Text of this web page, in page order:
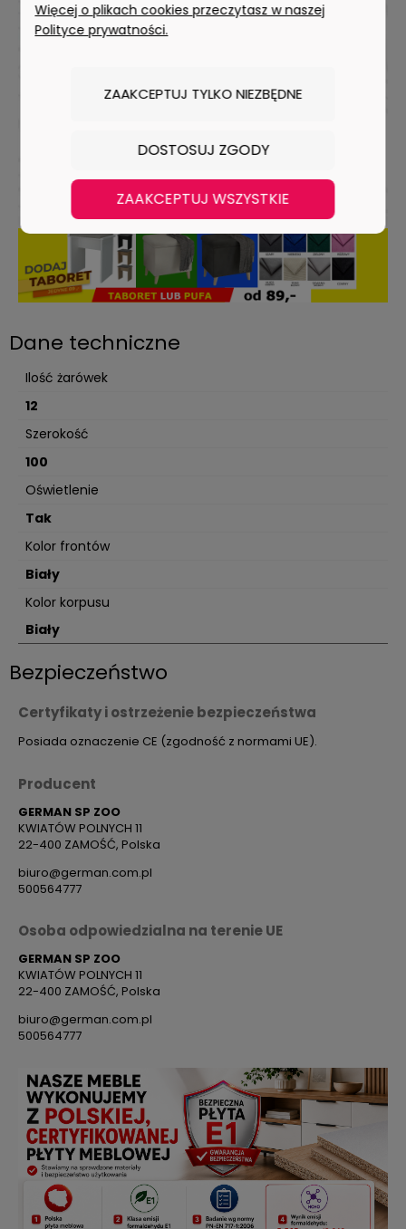
Dane techniczne
Ilość żarówek
12
Szerokość
100
Oświetlenie
Tak
Kolor frontów
Biały
Kolor korpusu
Biały
Bezpieczeństwo
Certyfikaty i ostrzeżenie bezpieczeństwa
Posiada oznaczenie CE (zgodność z normami UE).
Producent
GERMAN SP ZOO
KWIATÓW POLNYCH 11
22-400 ZAMOŚĆ, Polska
biuro@german.com.pl
500564777
Osoba odpowiedzialna na terenie UE
GERMAN SP ZOO
KWIATÓW POLNYCH 11
22-400 ZAMOŚĆ, Polska
biuro@german.com.pl
500564777
Więcej o plikach cookies przeczytasz w naszej
Polityce prywatności.
ZAAKCEPTUJ TYLKO NIEZBĘDNE
DOSTOSUJ ZGODY
ZAAKCEPTUJ WSZYSTKIE